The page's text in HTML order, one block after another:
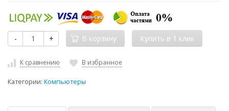
- + В корзину
К сравнению В избранное
Категории: Компьютеры